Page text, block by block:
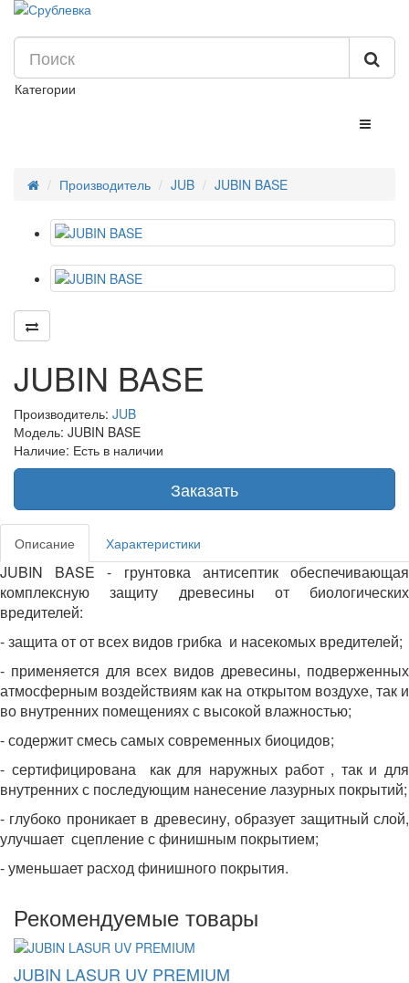
Категории
Производитель JUB JUBIN BASE
JUBIN BASE
Производитель: JUB
Модель: JUBIN BASE
Наличие: Есть в наличии
Заказать
Описание Характеристики
JUBIN BASE - грунтовка антисептик обеспечивающая
комплексную защиту древесины от биологических
вредителей:
- защита от от всех видов грибка и насекомых вредителей;
- применяется для всех видов древесины, подверженных
атмосферным воздействиям как на открытом воздухе, так и
во внутренних помещениях с высокой влажностью;
- содержит смесь самых современных биоцидов;
- сертифицирована как для наружных работ , так и для
внутренних с последующим нанесение лазурных покрытий;
- глубоко проникает в древесину, образует защитный слой,
улучшает сцепление с финишным покрытием;
- уменьшает расход финишного покрытия.
Рекомендуемые товары
JUBIN LASUR UV PREMIUM